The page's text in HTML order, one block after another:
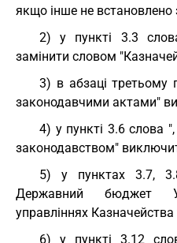
якщо інше не встановлено
2) у пункті 3.3
замінити словом
3) в абзаці третьому
законодавчими актами"
4) у пункті 3.6 слова
законодавством"
5) у пунктах 3.7,
Державний бюджет
управліннях
6) у пункті 3.12